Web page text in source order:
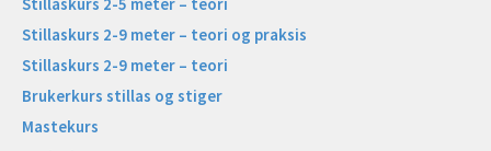
Stillaskurs 2-5 meter – teori
Stillaskurs 2-9 meter – teori og praksis
Stillaskurs 2-9 meter – teori
Brukerkurs stillas og stiger
Mastekurs